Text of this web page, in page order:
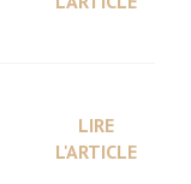
LIRE
L'ARTICLE